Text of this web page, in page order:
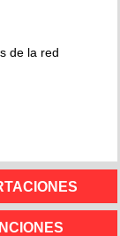
de la red